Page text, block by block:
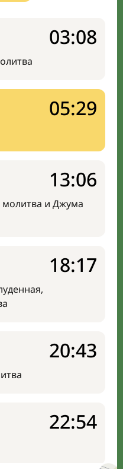
03:08
05:29
молитва и Джума
13:06
18:17
20:43
22:54